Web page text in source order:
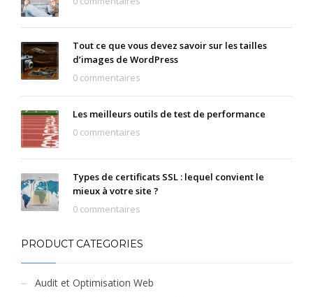
Tout ce que vous devez savoir sur les tailles
d’images de WordPress
0 commentaires
Les meilleurs outils de test de performance
0 commentaires
Types de certificats SSL : lequel convient le
mieux à votre site ?
0 commentaires
PRODUCT CATEGORIES
Audit et Optimisation Web